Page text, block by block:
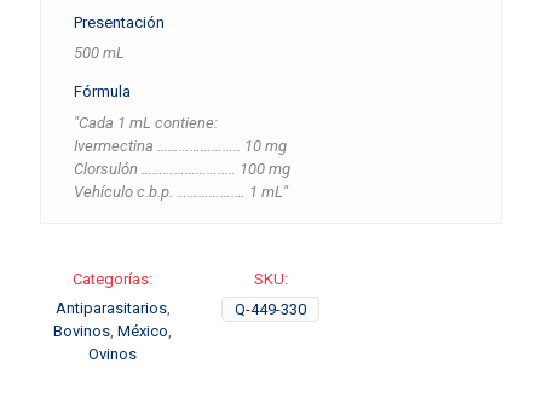
Presentación
500 mL
Fórmula
"Cada 1 mL contiene:
Ivermectina ………………….. 10 mg
Clorsulón …………………..… 100 mg
Vehículo c.b.p. …………….… 1 mL"
Categorías:
Antiparasitarios,
Bovinos,México,
Ovinos
SKU:
Q-449-330